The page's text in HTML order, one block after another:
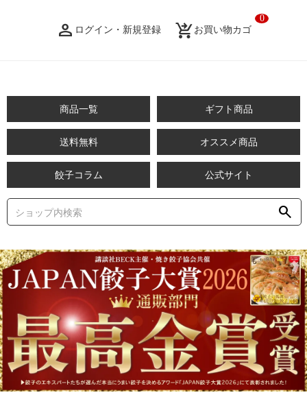
person_filled ログイン・新規登録 shopping_cart_checkout お買い物カゴ
0
商品一覧 ギフト商品
送料無料 オススメ商品
餃子コラム 公式サイト
search